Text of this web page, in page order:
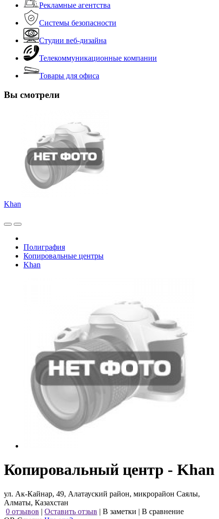
Рекламные агентства
Системы безопасности
Студии веб-дизайна
Телекоммуникационные компании
Товары для офиса
Вы смотрели
Khan
Полиграфия
Копировальные центры
Khan
Копировальный центр - Khan
ул. Ак-Кайнар, 49, Алатауский район, микрорайон Саялы,
Алматы, Казахстан
0 отзывов | Оставить отзыв | В заметки | В сравнение